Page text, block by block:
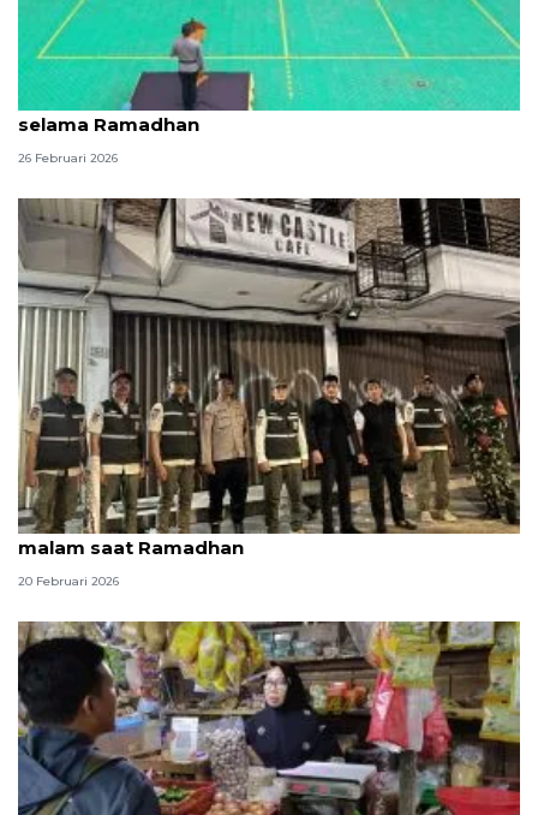
Polres Jakbar gandeng ormas jaga kondusivitas
selama Ramadhan
26 Februari 2026
Satpol PP Jakbar bentuk tim khusus awasi hiburan
malam saat Ramadhan
20 Februari 2026